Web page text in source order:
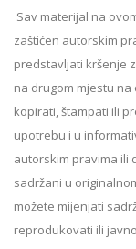
Sav materijal na
zaštićen autorskim
predstavljati kršenje
na drugom mjestu
kopirati, štampati ili
upotrebu i u
autorskim pravima ili
sadržani u
možete mijenjati
reprodukovati ili